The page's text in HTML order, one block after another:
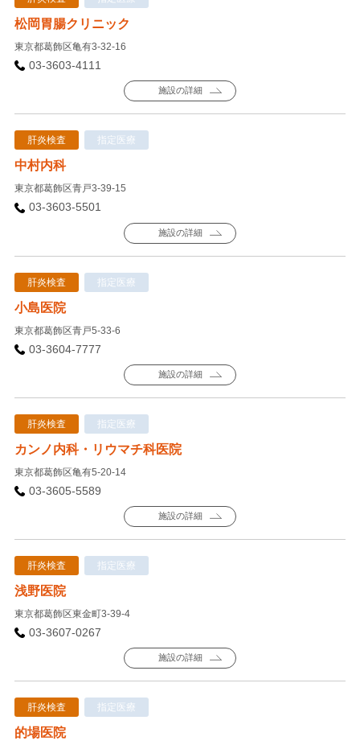
松岡胃腸クリニック
東京都葛飾区亀有3-32-16
03-3603-4111
施設の詳細
肝炎検査 指定医療
中村内科
東京都葛飾区青戸3-39-15
03-3603-5501
施設の詳細
肝炎検査 指定医療
小島医院
東京都葛飾区青戸5-33-6
03-3604-7777
施設の詳細
肝炎検査 指定医療
カンノ内科・リウマチ科医院
東京都葛飾区亀有5-20-14
03-3605-5589
施設の詳細
肝炎検査 指定医療
浅野医院
東京都葛飾区東金町3-39-4
03-3607-0267
施設の詳細
肝炎検査 指定医療
的場医院